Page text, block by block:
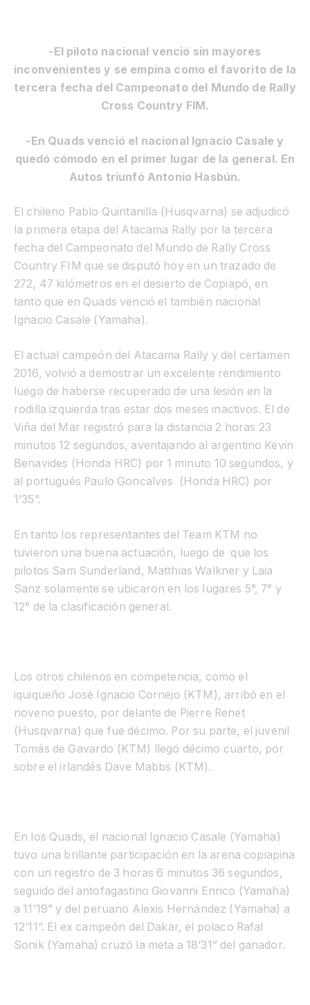
-El piloto nacional venció sin mayores
inconvenientes y se empina como el favorito de la
tercera fecha del Campeonato del Mundo de Rally
Cross Country FIM.
-En Quads venció el nacional Ignacio Casale y
quedó cómodo en el primer lugar de la general. En
Autos triunfó Antonio Hasbún.
El chileno Pablo Quintanilla (Husqvarna) se adjudicó
la primera etapa del Atacama Rally por la tercera
fecha del Campeonato del Mundo de Rally Cross
Country FIM que se disputó hoy en un trazado de
272, 47 kilómetros en el desierto de Copiapó, en
tanto que en Quads venció el también nacional
Ignacio Casale (Yamaha).
El actual campeón del Atacama Rally y del certamen
2016, volvió a demostrar un excelente rendimiento
luego de haberse recuperado de una lesión en la
rodilla izquierda tras estar dos meses inactivos. El de
Viña del Mar registró para la distancia 2 horas 23
minutos 12 segundos, aventajando al argentino Kevin
Benavides (Honda HRC) por 1 minuto 10 segundos, y
al portugués Paulo Goncalves (Honda HRC) por
1’35”.
En tanto los representantes del Team KTM no
tuvieron una buena actuación, luego de que los
pilotos Sam Sunderland, Matthias Walkner y Laia
Sanz solamente se ubicaron en los lugares 5°, 7° y
12° de la clasificación general.
Los otros chilenos en competencia, como el
iquiqueño José Ignacio Cornejo (KTM), arribó en el
noveno puesto, por delante de Pierre Renet
(Husqvarna) que fue décimo. Por su parte, el juvenil
Tomás de Gavardo (KTM) llegó décimo cuarto, por
sobre el irlandés Dave Mabbs (KTM).
En los Quads, el nacional Ignacio Casale (Yamaha)
tuvo una brillante participación en la arena copiapina
con un registro de 3 horas 6 minutos 36 segundos,
seguido del antofagastino Giovanni Enrico (Yamaha)
a 11’19” y del peruano Alexis Hernández (Yamaha) a
12’11”. El ex campeón del Dakar, el polaco Rafal
Sonik (Yamaha) cruzó la meta a 18’31” del ganador.